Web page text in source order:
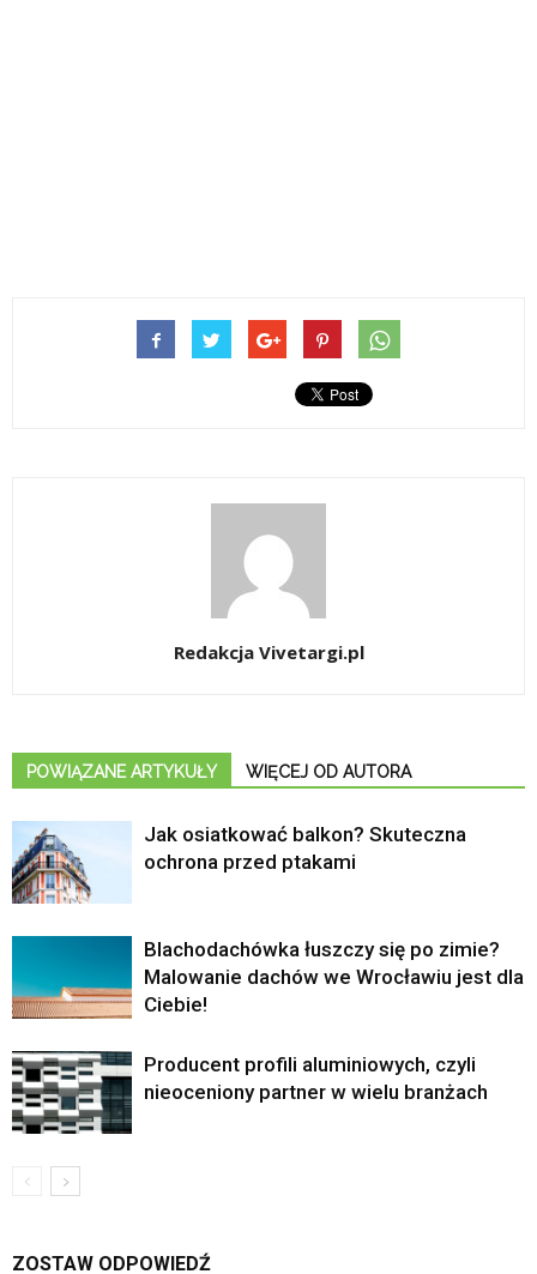
Redakcja Vivetargi.pl
POWIĄZANE ARTYKUŁY WIĘCEJ OD AUTORA
Jak osiatkować balkon? Skuteczna
ochrona przed ptakami
Blachodachówka łuszczy się po zimie?
Malowanie dachów we Wrocławiu jest dla
Ciebie!
Producent profili aluminiowych, czyli
nieoceniony partner w wielu branżach
ZOSTAW ODPOWIEDŹ